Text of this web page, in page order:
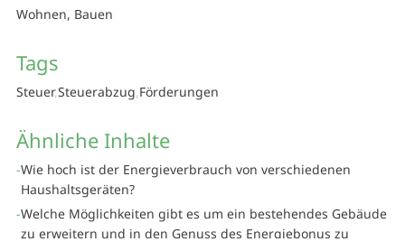
Wohnen, Bauen
Tags
Steuer Steuerabzug Förderungen
Ähnliche Inhalte
Wie hoch ist der Energieverbrauch von verschiedenen
Haushaltsgeräten?
Welche Möglichkeiten gibt es um ein bestehendes Gebäude
zu erweitern und in den Genuss des Energiebonus zu